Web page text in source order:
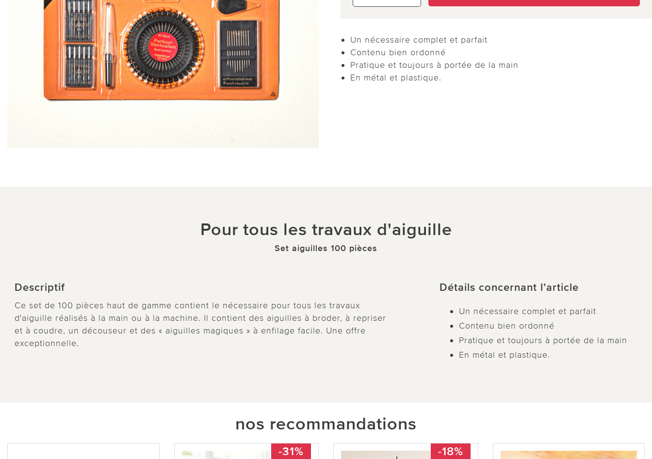
Un nécessaire complet et parfait
Contenu bien ordonné
Pratique et toujours à portée de la main
En métal et plastique.
Pour tous les travaux d'aiguille
Set aiguilles 100 pièces
Descriptif
Ce set de 100 pièces haut de gamme contient le nécessaire pour tous les travaux
d'aiguille réalisés à la main ou à la machine. Il contient des aiguilles à broder, à repriser
et à coudre, un découseur et des « aiguilles magiques » à enfilage facile. Une offre
exceptionnelle.
Détails concernant l’article
Un nécessaire complet et parfait
Contenu bien ordonné
Pratique et toujours à portée de la main
En métal et plastique.
nos recommandations
-31% -18%